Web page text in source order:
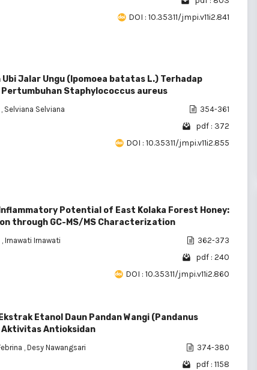
DOI : 10.35311/jmpi.v11i2.841
Jalar Ungu (Ipomoea batatas L.) Terhadap
Pertumbuhan Staphylococcus aureus
Selviana Selviana 354-361
pdf : 372
DOI : 10.35311/jmpi.v11i2.855
Potential of East Kolaka Forest Honey:
through GC-MS/MS Characterization
Irnawati Irnawati 362-373
pdf : 240
DOI : 10.35311/jmpi.v11i2.860
Etanol Daun Pandan Wangi (Pandanus
Aktivitas Antioksidan
Desy Nawangsari 374-380
pdf : 1158